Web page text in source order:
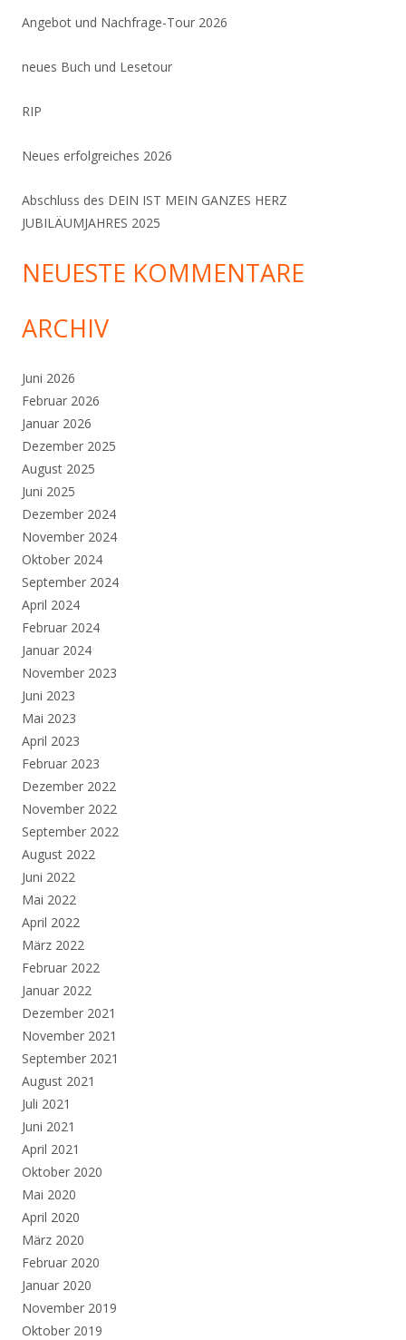
Angebot und Nachfrage-Tour 2026
neues Buch und Lesetour
RIP
Neues erfolgreiches 2026
Abschluss des DEIN IST MEIN GANZES HERZ
JUBILÄUMJAHRES 2025
NEUESTE KOMMENTARE
ARCHIV
Juni 2026
Februar 2026
Januar 2026
Dezember 2025
August 2025
Juni 2025
Dezember 2024
November 2024
Oktober 2024
September 2024
April 2024
Februar 2024
Januar 2024
November 2023
Juni 2023
Mai 2023
April 2023
Februar 2023
Dezember 2022
November 2022
September 2022
August 2022
Juni 2022
Mai 2022
April 2022
März 2022
Februar 2022
Januar 2022
Dezember 2021
November 2021
September 2021
August 2021
Juli 2021
Juni 2021
April 2021
Oktober 2020
Mai 2020
April 2020
März 2020
Februar 2020
Januar 2020
November 2019
Oktober 2019